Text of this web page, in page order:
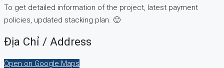
To get detailed information of the project, latest payment
policies, updated stacking plan. 🙂
Địa Chỉ / Address
Open on Google Maps